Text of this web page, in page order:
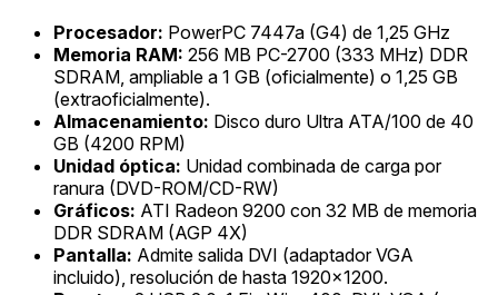
Procesador: PowerPC 7447a (G4) de 1,25 GHz
Memoria RAM: 256 MB PC-2700 (333 MHz) DDR
SDRAM, ampliable a 1 GB (oficialmente) o 1,25 GB
(extraoficialmente).
Almacenamiento: Disco duro Ultra ATA/100 de 40
GB (4200 RPM)
Unidad óptica: Unidad combinada de carga por
ranura (DVD-ROM/CD-RW)
Gráficos: ATI Radeon 9200 con 32 MB de memoria
DDR SDRAM (AGP 4X)
Pantalla: Admite salida DVI (adaptador VGA
incluido), resolución de hasta 1920x1200.